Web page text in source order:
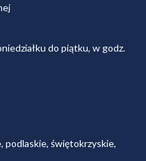
do piątku, w godz.
podlaskie, świętokrzyskie,